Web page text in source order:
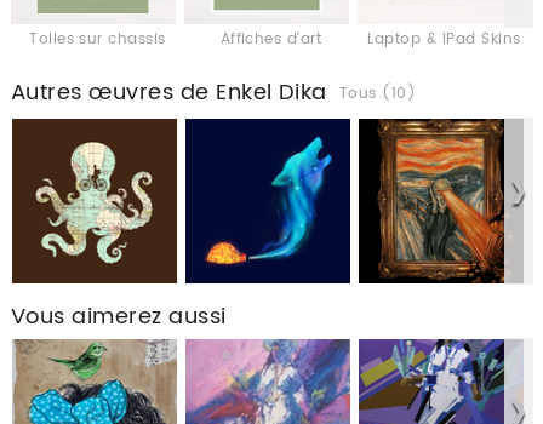
Toiles sur chassis Affiches d'art Laptop & iPad Skins
Autres œuvres de Enkel Dika Tous (10)
Vous aimerez aussi